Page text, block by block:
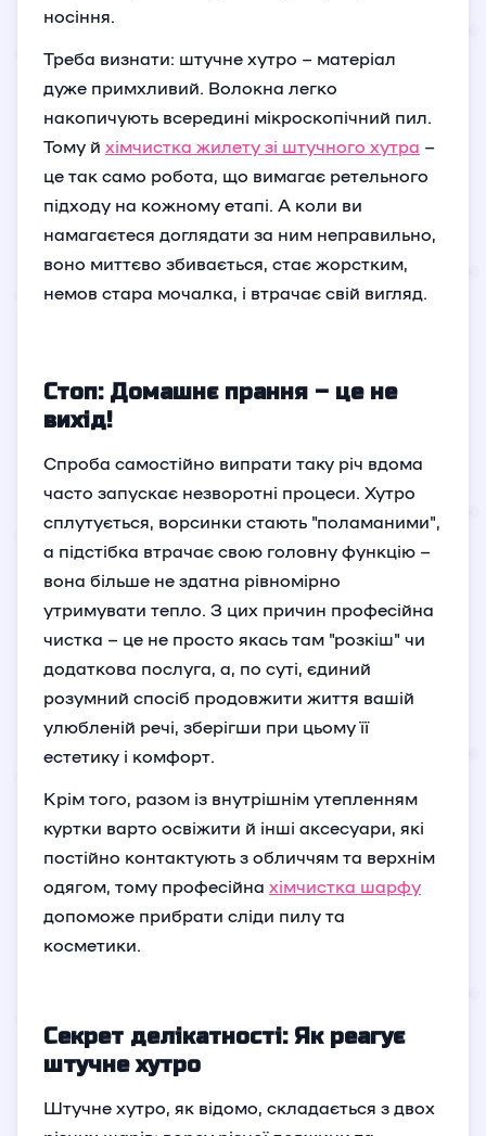
носіння.
Треба визнати: штучне хутро – матеріал
дуже примхливий. Волокна легко
накопичують всередині мікроскопічний пил.
Тому й хімчистка жилету зі штучного хутра –
це так само робота, що вимагає ретельного
підходу на кожному етапі. А коли ви
намагаєтеся доглядати за ним неправильно,
воно миттєво збивається, стає жорстким,
немов стара мочалка, і втрачає свій вигляд.
Стоп: Домашнє прання – це не
вихід!
Спроба самостійно випрати таку річ вдома
часто запускає незворотні процеси. Хутро
сплутується, ворсинки стають "поламаними",
а підстібка втрачає свою головну функцію –
вона більше не здатна рівномірно
утримувати тепло. З цих причин професійна
чистка – це не просто якась там "розкіш" чи
додаткова послуга, а, по суті, єдиний
розумний спосіб продовжити життя вашій
улюбленій речі, зберігши при цьому її
естетику і комфорт.
Крім того, разом із внутрішнім утепленням
куртки варто освіжити й інші аксесуари, які
постійно контактують з обличчям та верхнім
одягом, тому професійна хімчистка шарфу
допоможе прибрати сліди пилу та
косметики.
Секрет делікатності: Як реагує
штучне хутро
Штучне хутро, як відомо, складається з двох